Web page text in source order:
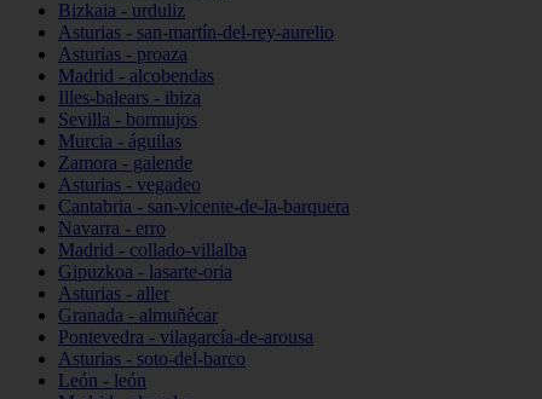
Bizkaia - urduliz
Asturias - san-martín-del-rey-aurelio
Asturias - proaza
Madrid - alcobendas
Illes-balears - ibiza
Sevilla - bormujos
Murcia - águilas
Zamora - galende
Asturias - vegadeo
Cantabria - san-vicente-de-la-barquera
Navarra - erro
Madrid - collado-villalba
Gipuzkoa - lasarte-oria
Asturias - aller
Granada - almuñécar
Pontevedra - vilagarcía-de-arousa
Asturias - soto-del-barco
León - león